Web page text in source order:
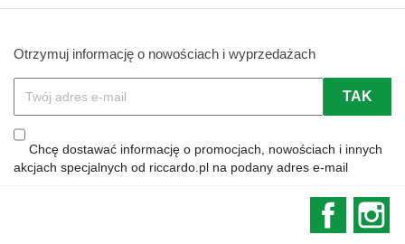
Otrzymuj informację o nowościach i wyprzedażach
Chcę dostawać informację o promocjach, nowościach i innych
akcjach specjalnych od riccardo.pl na podany adres e-mail